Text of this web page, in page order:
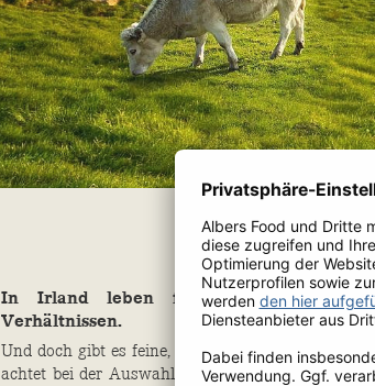
In Irland leben fast alle Rinder in
Verhältnissen.
Und doch gibt es feine, aber entscheidende
achtet bei der Auswahl seiner Zuliefer-Farmen